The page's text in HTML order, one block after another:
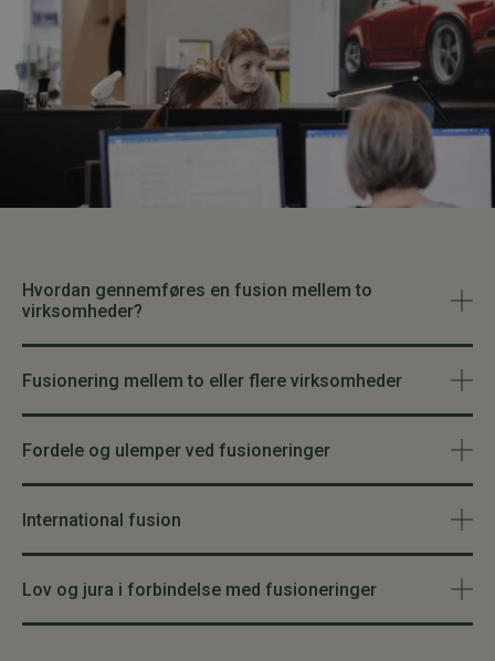
Hvordan gennemføres en fusion mellem to
virksomheder?
Fusionering mellem to eller flere virksomheder
Fordele og ulemper ved fusioneringer
International fusion
Lov og jura i forbindelse med fusioneringer